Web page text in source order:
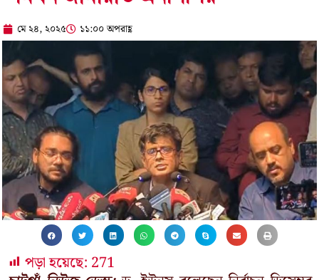
মে ২৪, ২০২৫ ১১:০০ অপরাহ্ণ
পড়া হয়েছে: 271